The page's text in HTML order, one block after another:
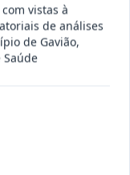
odonto...
vistas à
de análises
de Gavião,